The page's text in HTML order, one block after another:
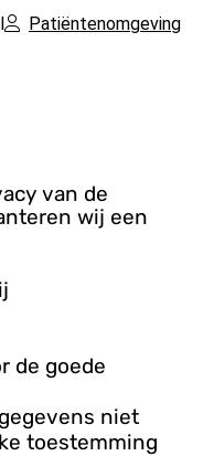
Patiëntenomgeving
van de
wij een
de goede
niet
toestemming